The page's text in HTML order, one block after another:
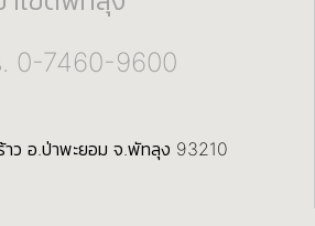
. 0-7460-9600
ว อ.ป่าพะยอม จ.พัทลุง 93210